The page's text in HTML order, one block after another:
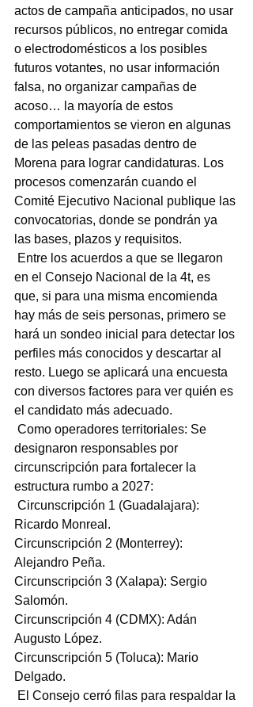
actos de campaña anticipados, no usar
recursos públicos, no entregar comida
o electrodomésticos a los posibles
futuros votantes, no usar información
falsa, no organizar campañas de
acoso… la mayoría de estos
comportamientos se vieron en algunas
de las peleas pasadas dentro de
Morena para lograr candidaturas. Los
procesos comenzarán cuando el
Comité Ejecutivo Nacional publique las
convocatorias, donde se pondrán ya
las bases, plazos y requisitos.
Entre los acuerdos a que se llegaron
en el Consejo Nacional de la 4t, es
que, si para una misma encomienda
hay más de seis personas, primero se
hará un sondeo inicial para detectar los
perfiles más conocidos y descartar al
resto. Luego se aplicará una encuesta
con diversos factores para ver quién es
el candidato más adecuado.
Como operadores territoriales: Se
designaron responsables por
circunscripción para fortalecer la
estructura rumbo a 2027:
Circunscripción 1 (Guadalajara):
Ricardo Monreal.
Circunscripción 2 (Monterrey):
Alejandro Peña.
Circunscripción 3 (Xalapa): Sergio
Salomón.
Circunscripción 4 (CDMX): Adán
Augusto López.
Circunscripción 5 (Toluca): Mario
Delgado.
El Consejo cerró filas para respaldar la